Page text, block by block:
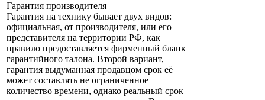
Гарантия производителя
Гарантия на технику бывает двух видов:
официальная, от производителя, или его
представителя на территории РФ, как
правило предоставляется фирменный бланк
гарантийного талона. Второй вариант,
гарантия выдуманная продавцом срок её
может составлять не ограниченное
количество времени, однако реальный срок